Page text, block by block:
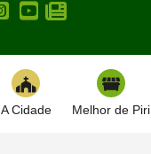
A Cidade Melhor de Piri